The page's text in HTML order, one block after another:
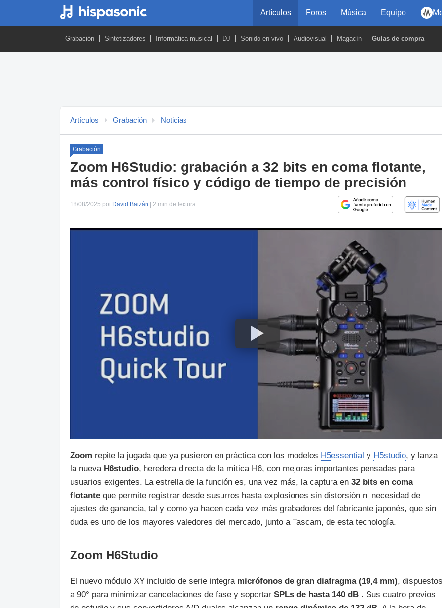
Artículos Foros Música Equipo
Grabación Sintetizadores Informática musical DJ Sonido en vivo Audiovisual Magacín Guías de compra
Artículos Grabación Noticias
Grabación
Zoom H6Studio: grabación a 32 bits en coma flotante,
más control físico y código de tiempo de precisión
18/08/2025 por David Baizán | 2 min de lectura
Zoom repite la jugada que ya pusieron en práctica con los modelos H5essential y H5studio, y lanza
la nueva H6studio, heredera directa de la mítica H6, con mejoras importantes pensadas para
usuarios exigentes. La estrella de la función es, una vez más, la captura en 32 bits en coma
flotante que permite registrar desde susurros hasta explosiones sin distorsión ni necesidad de
ajustes de ganancia, tal y como ya hacen cada vez más grabadores del fabricante japonés, que sin
duda es uno de los mayores valedores del mercado, junto a Tascam, de esta tecnología.
Zoom H6Studio
El nuevo módulo XY incluido de serie integra micrófonos de gran diafragma (19,4 mm), dispuestos
a 90° para minimizar cancelaciones de fase y soportar SPLs de hasta 140 dB . Sus cuatro previos